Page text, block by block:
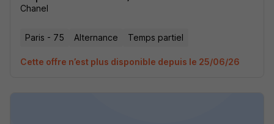
Chanel
Paris - 75 Alternance Temps partiel
Cette offre n’est plus disponible depuis le 25/06/26